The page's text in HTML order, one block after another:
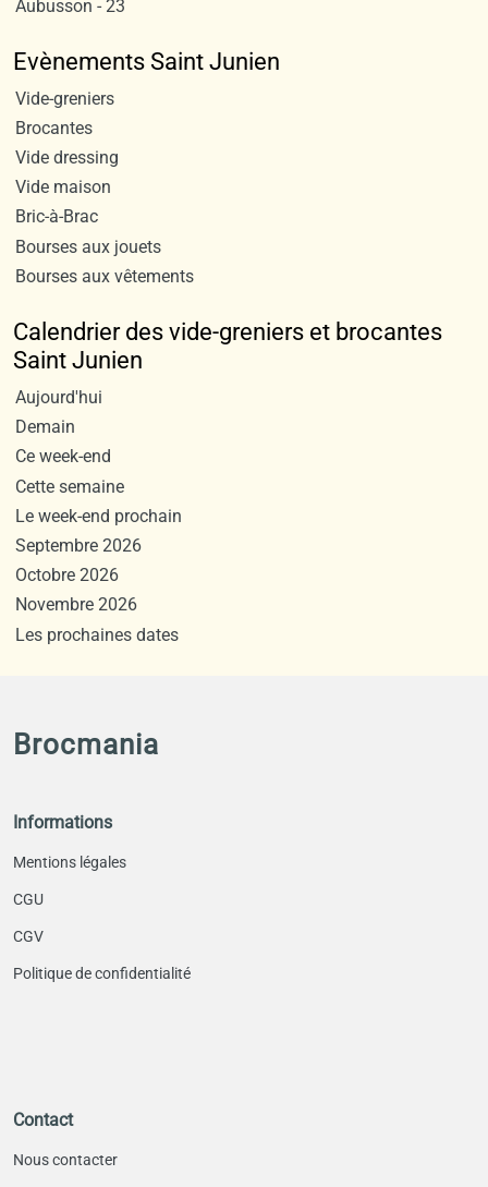
Aubusson - 23
Evènements Saint Junien
Vide-greniers
Brocantes
Vide dressing
Vide maison
Bric-à-Brac
Bourses aux jouets
Bourses aux vêtements
Calendrier des vide-greniers et brocantes
Saint Junien
Aujourd'hui
Demain
Ce week-end
Cette semaine
Le week-end prochain
Septembre 2026
Octobre 2026
Novembre 2026
Les prochaines dates
Brocmania
Informations
Mentions légales
CGU
CGV
Politique de confidentialité
Contact
Nous contacter